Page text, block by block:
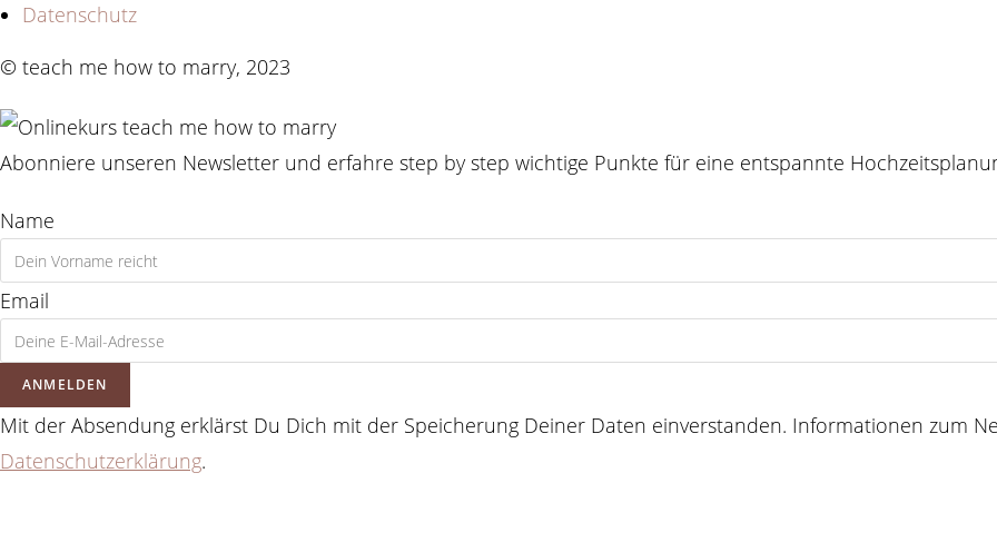
Datenschutz
© teach me how to marry, 2023
Abonniere unseren Newsletter und erfahre step by step wichtige Punkte für eine entspannte
Name
Email
ANMELDEN
Mit der Absendung erklärst Du Dich mit der Speicherung Deiner Daten einverstanden. Informationen zum
Datenschutzerklärung.